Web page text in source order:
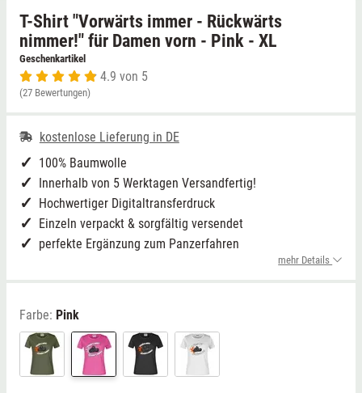
T-Shirt "Vorwärts immer - Rückwärts
nimmer!" für Damen vorn - Pink - XL
Geschenkartikel
4.9 von 5
(27 Bewertungen)
kostenlose Lieferung in DE
100% Baumwolle
Innerhalb von 5 Werktagen Versandfertig!
Hochwertiger Digitaltransferdruck
Einzeln verpackt & sorgfältig versendet
perfekte Ergänzung zum Panzerfahren
mehr Details
Farbe: Pink
Niedersachsen
NRW
Saarland
Sachsen
Sachsen-Anhalt
Grimmen (MV)
Rostock/Sanitz (MV)
Thale
Weißwasser